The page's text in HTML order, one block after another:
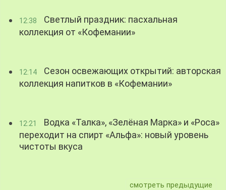
12:38
Светлый праздник: пасхальная
коллекция от «Кофемании»
12:14
Сезон освежающих открытий: авторская
коллекция напитков в «Кофемании»
12:21
Водка «Талка», «Зелёная Марка» и «Роса»
переходит на спирт «Альфа»: новый уровень
чистоты вкуса
смотреть предыдущие